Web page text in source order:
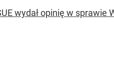
wydał opinię w sprawie